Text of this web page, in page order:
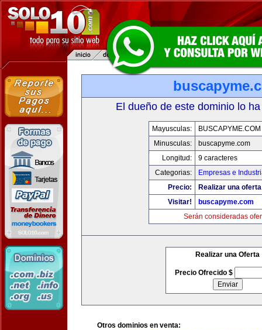
El dueño de este dominio lo
Mayusculas:
BUSCAPYME.COM
Minusculas:
buscapyme.com
Longitud:
9 caracteres
Categorias:
Empresas e
Precio:
Realizar una
Visitar!
buscapyme.com
Serán consideradas
Realizar una Oferta
Precio Ofrecido $
Otros dominios en venta: